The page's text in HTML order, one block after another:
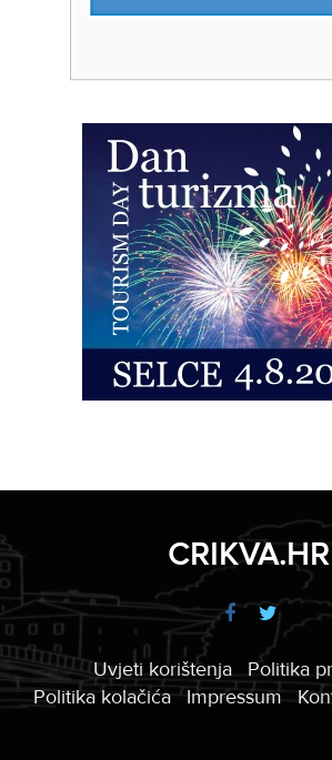
CRIKVA.HR
Uvjeti korištenja
Politika
Politika kolačića
Impressum